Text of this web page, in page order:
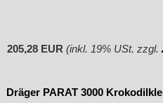
205,28 EUR (inkl. 19% USt. zzgl.
Dräger PARAT 3000